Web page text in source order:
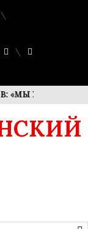
ХОТИМ СТАТЬ